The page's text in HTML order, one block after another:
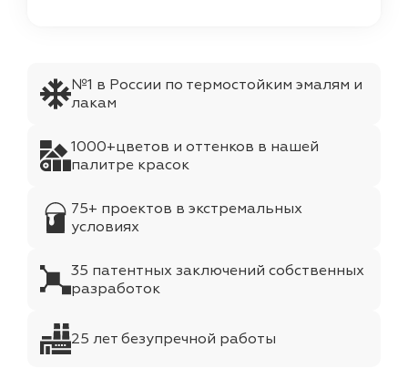
№1 в России по термостойким эмалям и
лакам
1000+цветов и оттенков в нашей
палитре красок
75+ проектов в экстремальных
условиях
35 патентных заключений собственных
разработок
25 лет безупречной работы